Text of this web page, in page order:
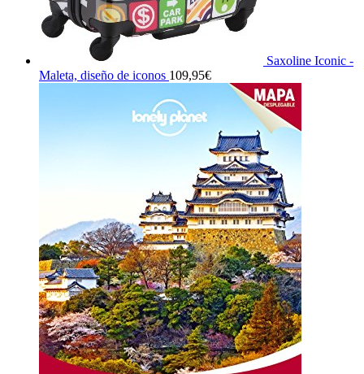
Saxoline Iconic -
Maleta, diseño de iconos 109,95€